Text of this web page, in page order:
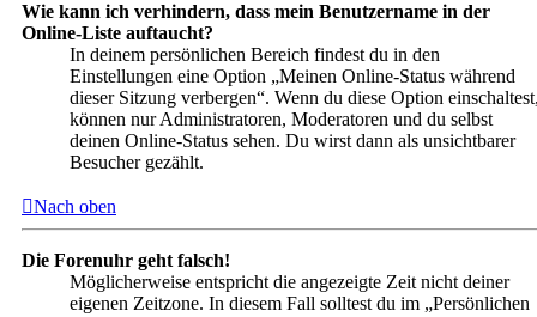
Wie kann ich verhindern, dass mein Benutzername in der
Online-Liste auftaucht?
In deinem persönlichen Bereich findest du in den
Einstellungen eine Option „Meinen Online-Status während
dieser Sitzung verbergen“. Wenn du diese Option
können nur Administratoren, Moderatoren und du selbst
deinen Online-Status sehen. Du wirst dann als unsichtbarer
Besucher gezählt.
Nach oben
Die Forenuhr geht falsch!
Möglicherweise entspricht die angezeigte Zeit nicht deiner
eigenen Zeitzone. In diesem Fall solltest du im „Persönlichen